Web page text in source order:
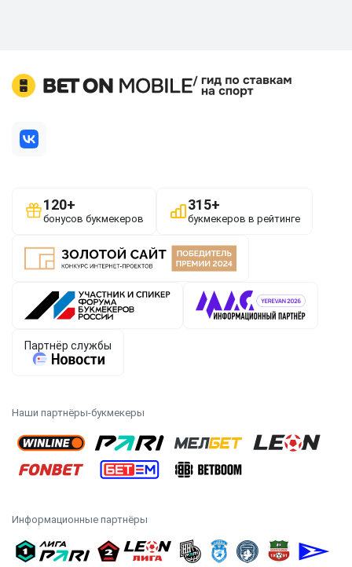
Наши партнёры-букмекеры
Информационные партнёры